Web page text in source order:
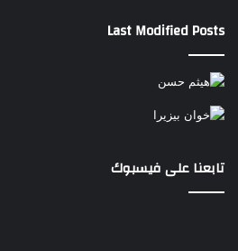
Last Modified Posts
تابعنا على فيسبوك